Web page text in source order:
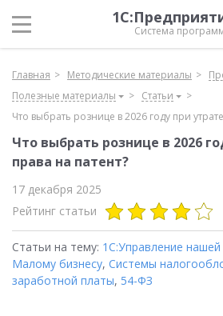
Система
Главная Методические материалы
Полезные материалы
Статьи
Что выбрать рознице в 2026 году при
Что выбрать рознице в 2026
права на патент?
17 декабря 2025
Рейтинг статьи
Статьи на тему: 1С:Управление
Малому бизнесу, Системы
заработной платы, 54-ФЗ